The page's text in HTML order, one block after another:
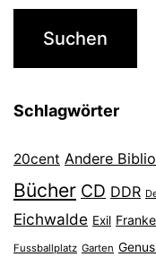
Schlagwörter
20cent Andere
Bücher CD DDR
Eichwalde Exil
Fussballplatz Garten